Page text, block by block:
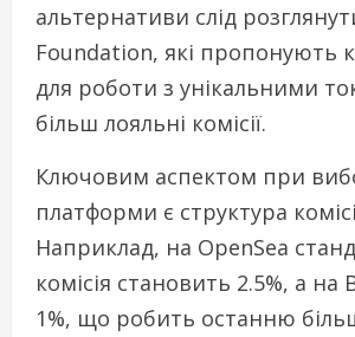
альтернативи слід
Foundation, які пропонують
для роботи з унікальними
більш лояльні комісії.
Ключовим аспектом при
платформи є структура
Наприклад, на OpenSea
комісія становить 2.5%, а на
1%, що робить останню